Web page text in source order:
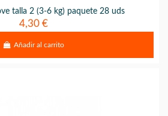
talla 2 (3-6 kg) paquete 28 uds
4,30 €
Añadir al carrito